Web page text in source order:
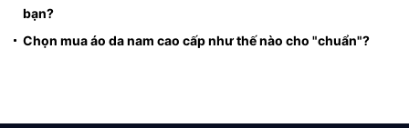
bạn?
Chọn mua áo da nam cao cấp như thế nào cho "chuẩn"?